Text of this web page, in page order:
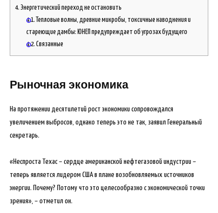
4. Энергетический переход не остановить
4.1. Тепловые волны, древние микробы, токсичные наводнения и
стареющие дамбы: ЮНЕП предупреждает об угрозах будущего
4.2. Связанные
Рыночная экономика
На протяжении десятилетий рост экономики сопровождался
увеличением выбросов, однако теперь это не так, заявил Генеральный
секретарь.
«Неспроста Техас – сердце американской нефтегазовой индустрии –
теперь является лидером США в плане возобновляемых источников
энергии. Почему? Потому что это целесообразно с экономической точки
зрения», – отметил он.